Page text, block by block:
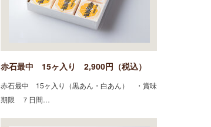
赤石最中 15ヶ入り 2,900円（税込）
赤石最中 15ヶ入り（黒あん・白あん） ・賞味
期限 ７日間…